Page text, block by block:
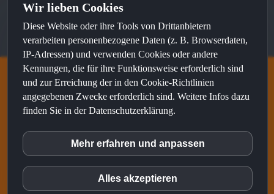
Kontakt⦁Impressum
Made with bysunWeband recommended by
S&N talents ist eine Marke von
Wir lieben Cookies
Diese Website oder ihre Tools von Drittanbietern
verarbeiten personenbezogene Daten (z. B. Browserdaten,
IP-Adressen) und verwenden Cookies oder andere
Kennungen, die für ihre Funktionsweise erforderlich sind
und zur Erreichung der in den Cookie-Richtlinien
angegebenen Zwecke erforderlich sind. Weitere Infos dazu
finden Sie in der Datenschutzerklärung.
inCMS
Matomo (Piwik)
Mehr erfahren und anpassen
Alles akzeptieren